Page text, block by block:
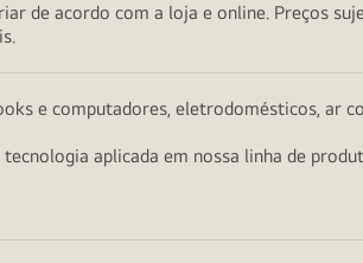
de acordo com a loja e online. Preços
e computadores, eletrodomésticos, ar
aplicada em nossa linha de